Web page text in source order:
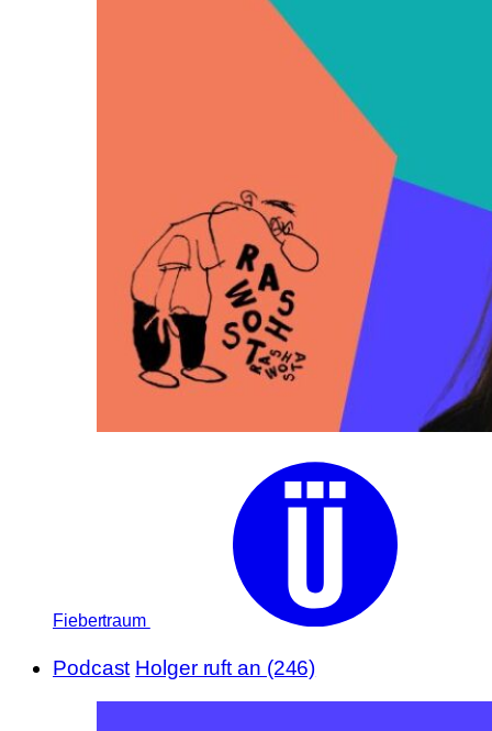
Fiebertraum
Podcast Holger ruft an (246)